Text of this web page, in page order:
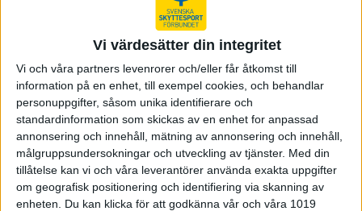
Vi värdesätter din integritet
Vi och våra partners levenrorer och/eller får åtkomst till
information på en enhet, till exempel cookies, och behandlar
personuppgifter, såsom unika identifierare och
standardinformation som skickas av en enhet for anpassad
annonsering och innehåll, mätning av annonsering och innehåll,
målgruppsundersokningar och utveckling av tjänster. Med din
tillåtelse kan vi och våra leverantörer använda exakta uppgifter
om geografisk positionering och identifiering via skanning av
enheten. Du kan klicka för att godkänna vår och våra 1019